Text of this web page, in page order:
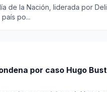
de la Nación, liderada por
po...
por caso Hugo